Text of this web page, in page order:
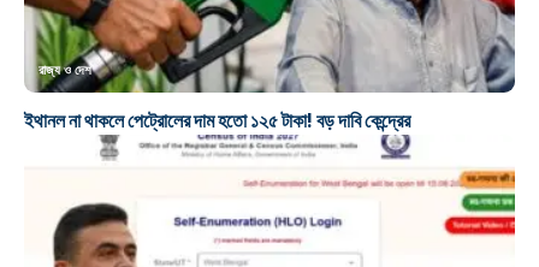
রাজ্য ও দেশ
ইথানল না থাকলে পেট্রোলের দাম হতো ১২৫ টাকা! বড় দাবি কেন্দ্রের